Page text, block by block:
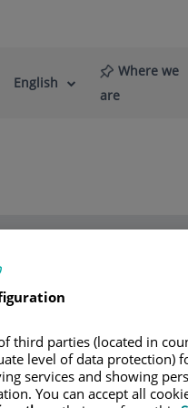
Language
Active
English
Where we
are
third parties (located in
level of data protection)
services and showing
You can accept all